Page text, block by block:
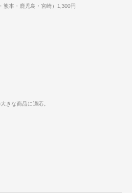
熊本・鹿児島・宮崎）1,300円
きな商品に適応。